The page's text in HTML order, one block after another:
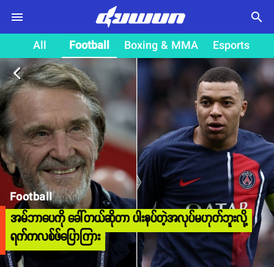
search
All Football Boxing & MMA Esports
arrow_back_ios
Football
အမ်ဘာပေကို ခေါ်တယ်ဆိုတာ ပါးနပ်တဲ့အလုပ်မဟုတ်ဘူးလို့
ရက်ကလစ်ဖ်ပြောကြား